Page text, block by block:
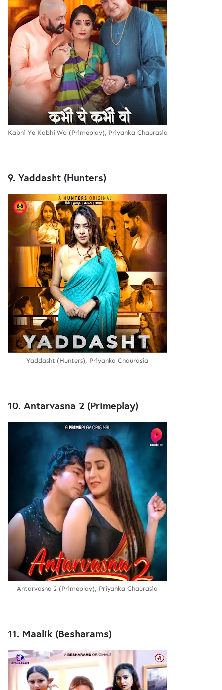
Kabhi Ye Kabhi Wo (Primeplay), Priyanka Chaurasia
9. Yaddasht (Hunters)
Yaddasht (Hunters), Priyanka Chaurasia
10. Antarvasna 2 (Primeplay)
Antarvasna 2 (Primeplay), Priyanka Chaurasia
11. Maalik (Besharams)